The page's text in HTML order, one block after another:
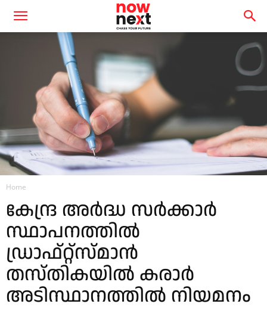
Home
കേന്ദ്ര അര്‍ദ്ധ സര്‍ക്കാര്‍
സ്ഥാപനത്തില്‍
ഡ്രാഫ്റ്റ്‌സ്മാന്‍
തസ്തികയില്‍ കരാര്‍
അടിസ്ഥാനത്തില്‍ നിയമനം